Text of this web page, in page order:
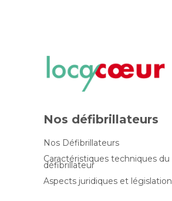
Nos défibrillateurs
Nos Défibrillateurs
Caractéristiques techniques du
défibrillateur
Aspects juridiques et législation